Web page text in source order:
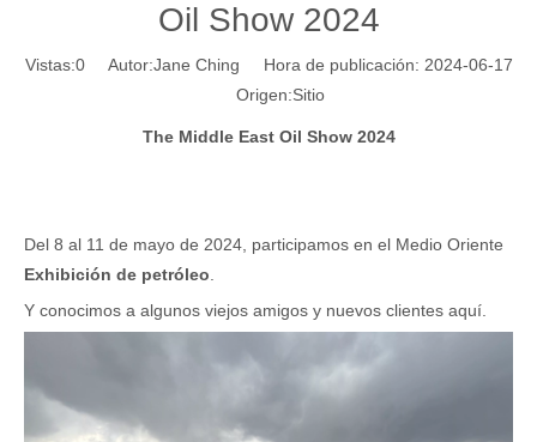
Oil Show 2024
Vistas:0Autor:Jane Ching Hora de publicación: 2024-06-17
Origen:Sitio
The Middle East Oil Show 2024
Del 8 al 11 de mayo de 2024, participamos en el Medio Oriente
Exhibición de petróleo
Y conocimos a algunos viejos amigos y nuevos clientes aquí.